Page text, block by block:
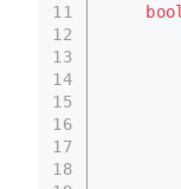
11
12
13
14
15
16
17
18
bool